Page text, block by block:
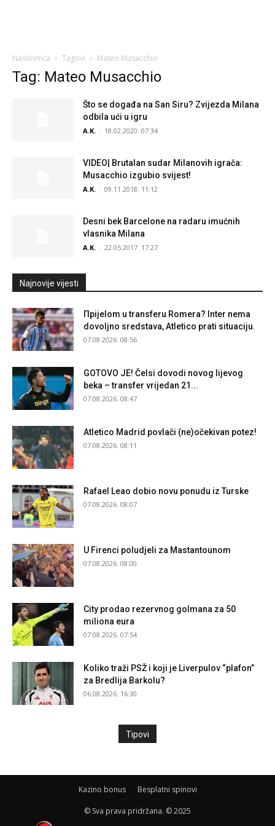
Naslovnica Tagovi Mateo Musacchio
Tag: Mateo Musacchio
Što se događa na San Siru? Zvijezda Milana
odbila ući u igru
A.K. - 18.02.2020. 07:34
VIDEO| Brutalan sudar Milanovih igrača:
Musacchio izgubio svijest!
A.K. - 09.11.2018. 11:12
Desni bek Barcelone na radaru imućnih
vlasnika Milana
A.K. - 22.05.2017. 17:27
Najnovije vijesti
Прijelom u transferu Romera? Inter nema
dovoljno sredstava, Atletico prati situaciju.
07.08.2026. 08:56
GOTOVO JE! Čelsi dovodi novog lijevog
beka – transfer vrijedan 21...
07.08.2026. 08:47
Atletico Madrid povlači (ne)očekivan potez!
07.08.2026. 08:11
Rafael Leao dobio novu ponudu iz Turske
07.08.2026. 08:07
U Firenci poludjeli za Mastantounom
07.08.2026. 08:00
City prodao rezervnog golmana za 50
miliona eura
07.08.2026. 07:54
Koliko traži PSŽ i koji je Liverpulov “plafon”
za Bredlija Barkolu?
06.08.2026. 16:30
Tipovi
Kazino bonus Besplatni spinovi
© Sva prava pridržana. © 2025